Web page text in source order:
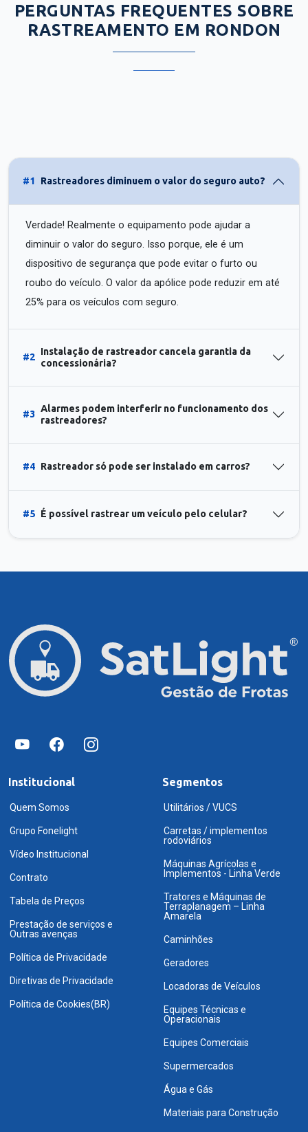
PERGUNTAS FREQUENTES SOBRE
RASTREAMENTO EM RONDON
#1 Rastreadores diminuem o valor do seguro auto?
Verdade! Realmente o equipamento pode ajudar a
diminuir o valor do seguro. Isso porque, ele é um
dispositivo de segurança que pode evitar o furto ou
roubo do veículo. O valor da apólice pode reduzir em até
25% para os veículos com seguro.
#2
Instalação de rastreador cancela garantia da
concessionária?
#3
Alarmes podem interferir no funcionamento dos
rastreadores?
#4 Rastreador só pode ser instalado em carros?
#5 É possível rastrear um veículo pelo celular?
Institucional
Quem Somos
Grupo Fonelight
Vídeo Institucional
Contrato
Tabela de Preços
Prestação de serviços e
Outras avenças
Política de Privacidade
Diretivas de Privacidade
Política de Cookies(BR)
Segmentos
Utilitários / VUCS
Carretas / implementos
rodoviários
Máquinas Agrícolas e
Implementos - Linha Verde
Tratores e Máquinas de
Terraplanagem – Linha
Amarela
Caminhões
Geradores
Locadoras de Veículos
Equipes Técnicas e
Operacionais
Equipes Comerciais
Supermercados
Água e Gás
Materiais para Construção